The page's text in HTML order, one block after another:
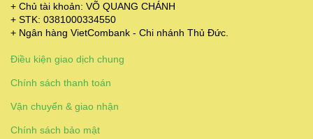
+ Chủ tài khoản: VÕ QUANG CHÁNH
+ STK: 0381000334550
+ Ngân hàng VietCombank - Chi nhánh Thủ Đức.
Điều kiện giao dịch chung
Chính sách thanh toán
Vận chuyển & giao nhận
Chính sách bảo mật